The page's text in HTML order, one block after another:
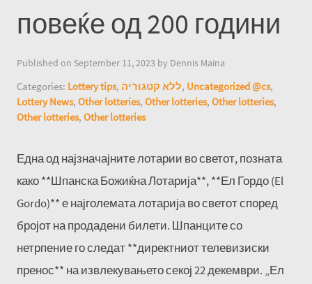
повеќе од 200 години
Published on September 11, 2023 by Dennis Maina
Categories: Lottery tips, ללא קטגוריה, Uncategorized @cs,
Lottery News,Other lotteries,Other lotteries,Other lotteries,
Other lotteries,Other lotteries
Една од најзначајните лотарии во светот, позната
како **Шпанска Божиќна Лотарија**, **Ел Гордо (El
Gordo)** е најголемата лотарија во светот според
бројот на продадени билети. Шпанците со
нетрпение го следат **директниот телевизиски
пренос** на извлекувањето секој 22 декември. „Ел